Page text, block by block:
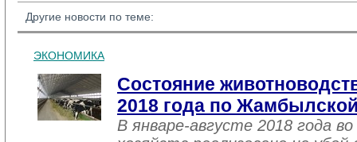
Другие новости по теме:
ЭКОНОМИКА
Состояние
2018 года по
В январе-августе 2018 года